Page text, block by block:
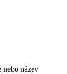
nebo název